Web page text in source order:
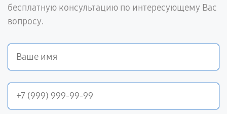
бесплатную консультацию по интересующему Вас
вопросу.